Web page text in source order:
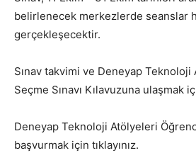
belirlenecek merkezlerde seanslar
gerçekleşecektir.
Sınav takvimi ve Deneyap
Seçme Sınavı Kılavuzuna ulaşmak
Deneyap Teknoloji Atölyeleri
başvurmak için tıklayınız.